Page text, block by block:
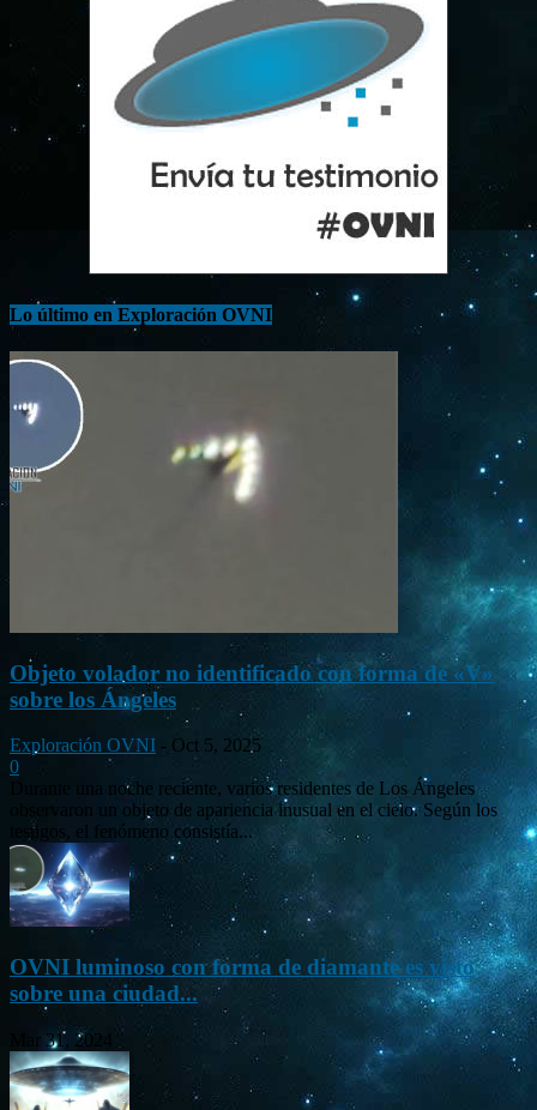
Lo último en Exploración OVNI
Objeto volador no identificado con forma de «V»
sobre los Ángeles
Exploración OVNI - Oct 5, 2025
0
Durante una noche reciente, varios residentes de Los Ángeles
observaron un objeto de apariencia inusual en el cielo. Según los
testigos, el fenómeno consistía...
OVNI luminoso con forma de diamante es visto
sobre una ciudad...
Mar 31, 2024